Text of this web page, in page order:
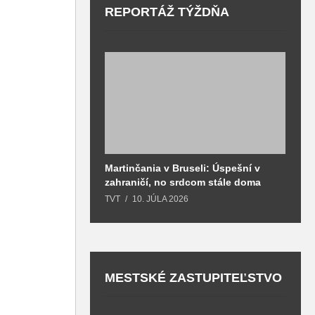
REPORTÁŽ TÝŽDŇA
Martinčania v Bruseli: Úspešní v
zahraničí, no srdcom stále doma
TVT 10. JÚLA 2026
MESTSKÉ ZASTUPITEĽSTVO